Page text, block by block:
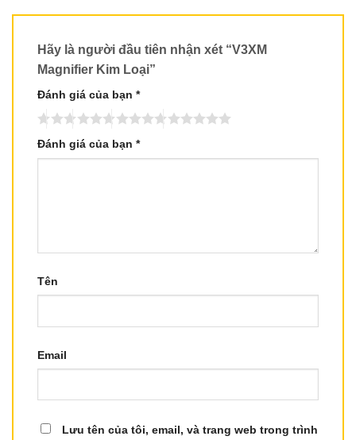
Hãy là người đầu tiên nhận xét “V3XM
Magnifier Kim Loại”
Đánh giá của bạn *
Đánh giá của bạn *
Tên
Email
Lưu tên của tôi, email, và trang web trong trình